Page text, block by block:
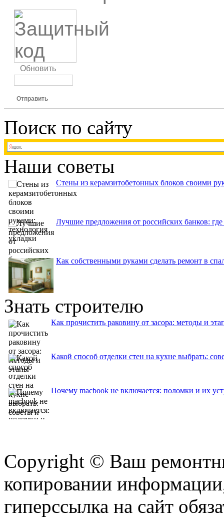
Обновить
Отправить
Поиск по сайту
Наши советы
Стены из керамзитобетонных блоков своими
Лучшие предложения от российских банков:
Как собственными руками сделать ремонт в
Знать строителю
Как прочистить раковину от засора: методы и
Какой способ отделки стен на кухне выбрать:
Почему macbook не включается: поломки и их
Copyright © Ваш
копировании
гиперссылка на сайт